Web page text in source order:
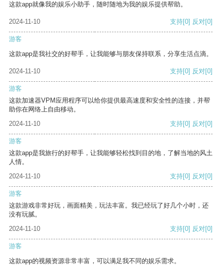
这款app就像我的娱乐小助手，随时随地为我的娱乐提供帮助。
2024-11-10 支持[0] 反对[0]
游客
这款app是我社交的好帮手，让我能够与朋友保持联系，分享生活点滴。
2024-11-10 支持[0] 反对[0]
游客
这款加速器VPM应用程序可以给你提供最高速度和安全性的连接，并帮
助你在网络上自由移动。
2024-11-10
支持[0] 反对[0]
游客
这款app是我旅行的好帮手，让我能够轻松找到目的地，了解当地的风土
人情。
2024-11-10
支持[0] 反对[0]
游客
这款游戏非常好玩，画面精美，玩法丰富。我已经玩了好几个小时，还
没有玩腻。
2024-11-10
支持[0] 反对[0]
游客
这款app的视频资源非常丰富，可以满足我不同的娱乐需求。